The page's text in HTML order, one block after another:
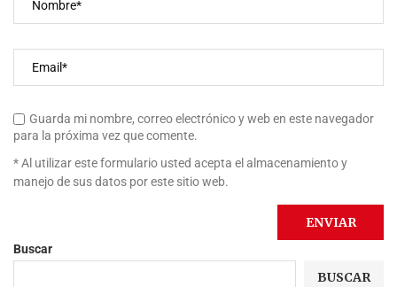
Guarda mi nombre, correo electrónico y web en este navegador
para la próxima vez que comente.
* Al utilizar este formulario usted acepta el almacenamiento y
manejo de sus datos por este sitio web.
Buscar
BUSCAR